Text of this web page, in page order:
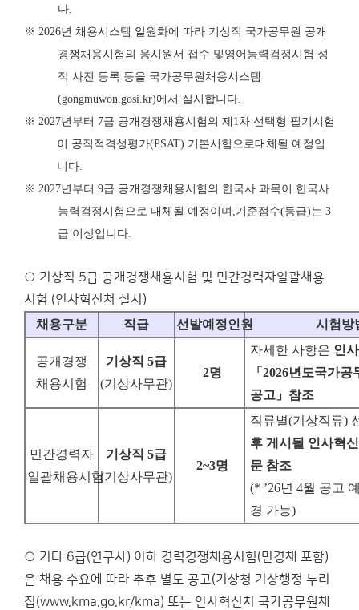
다.
※ 2026년 채용시스템 일원화에 따라 기상직 국가공무원 공개
경쟁채용시험의 응시원서 접수 및 영어능력검정시험 성
적 사전 등록 등을 국가공무원채용시스템
(gongmuwon.gosi.kr)에서 실시합니다.
※ 2027년부터 7급 공개경쟁채용시험의 제 1차 선택형 필기시험
이 공직적격성평가(PSAT) 기본시험으로대체될 예정입
니다.
※ 2027년부터 9급 공개경쟁채용시험의 한국사 과목이 한국사
능력검정시험으로 대체될 예정이며 ,기준점수(등급)는 3
급 이상입니다.
○ 기상직 5급 공개경쟁채용시험 및 민간경력자일괄채용
시험 (인사혁신처 실시)
채용구분 직급 선발예정인원 시험방
공개경쟁
채용시험
기상직 5급
(기상사무관)
2명
자세한 사항은 인
「 2026년도국가공
공고 」 참조
민간경력자
일괄채용시험
기상직 5급
(기상사무관)
2~3명
직류별(기상직류)
후 게시될 인사혁
문 참조
(* ’26년 4월 공고
경 가능)
○ 기타 6급(연구사) 이하 경력경쟁채용시험(민경채 포함)
은 채용 수요에 따라 추후 별도 공고(기상청 기상행정 누리
집(www.kma.go.kr/kma) 또는 인사혁신처 국가공무원채